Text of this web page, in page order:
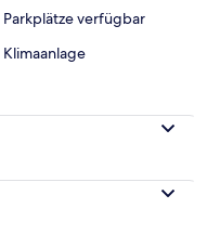
Parkplätze verfügbar
Klimaanlage